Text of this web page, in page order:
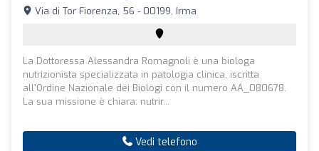
Via di Tor Fiorenza, 56 - 00199, Irma
La Dottoressa Alessandra Romagnoli è una biologa
nutrizionista specializzata in patologia clinica, iscritta
all'Ordine Nazionale dei Biologi con il numero AA_080678.
La sua missione è chiara: nutrir...
Vedi telefono